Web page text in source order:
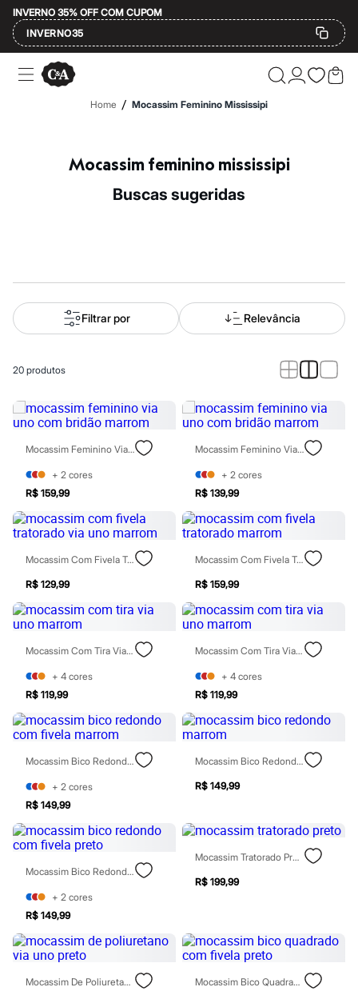
INVERNO 35% OFF COM CUPOM
INVERNO35
Ofertas
Compre por Departamento
Alfaiataria
Novidades
Roupas
Blusas e Camisetas
Casacos e Jaquetas
Macacões
Saias
Shorts e Bermudas
Vestidos
Bolsas
Bonés e Chapéus
Cintos
Óculos
Calçados
Botas
Chinelos
Rasteirinhas
Sandálias
Sapatilhas
Tênis
City
Clock House
Sawary
Yessica
Acessórios
Blusas
Calçados
Leggings
Shorts e Bermudas
Tops
Moda íntima
Calcinhas
Cintas e Modeladores
Meias
Pijamas
Sutiãs e Tops
Moda praia
Biquínis
Maiôs
Saídas de praia
Home / Mocassim Feminino Mississipi
Mocassim feminino mississipi
buscas sugeridas
Filtrar por Relevância
20 produtos
Mocassim Feminino Via Uno Com Bridão Marrom
+ 2 cores
R$ 159,99
Mocassim Feminino Via Uno Com Bridão Marrom
+ 2 cores
R$ 139,99
Mocassim Com Fivela Tratorado Via Uno Marrom
R$ 129,99
Mocassim Com Fivela Tratorado Marrom
R$ 159,99
Mocassim Com Tira Via Uno Marrom
+ 4 cores
R$ 119,99
Mocassim Com Tira Via Uno Marrom
+ 4 cores
R$ 119,99
Mocassim Bico Redondo Com Fivela Marrom
+ 2 cores
R$ 149,99
Mocassim Bico Redondo Marrom
R$ 149,99
Mocassim Bico Redondo Com Fivela Preto
+ 2 cores
R$ 149,99
Mocassim Tratorado Preto
R$ 199,99
Mocassim De Poliuretano Via Uno Preto Mocassim Bico Quadrado Com Fivela Preto